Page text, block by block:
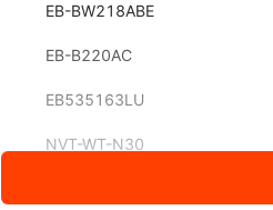
EB-BW218ABE
EB-B220AC
EB535163LU
NVT-WT-N30